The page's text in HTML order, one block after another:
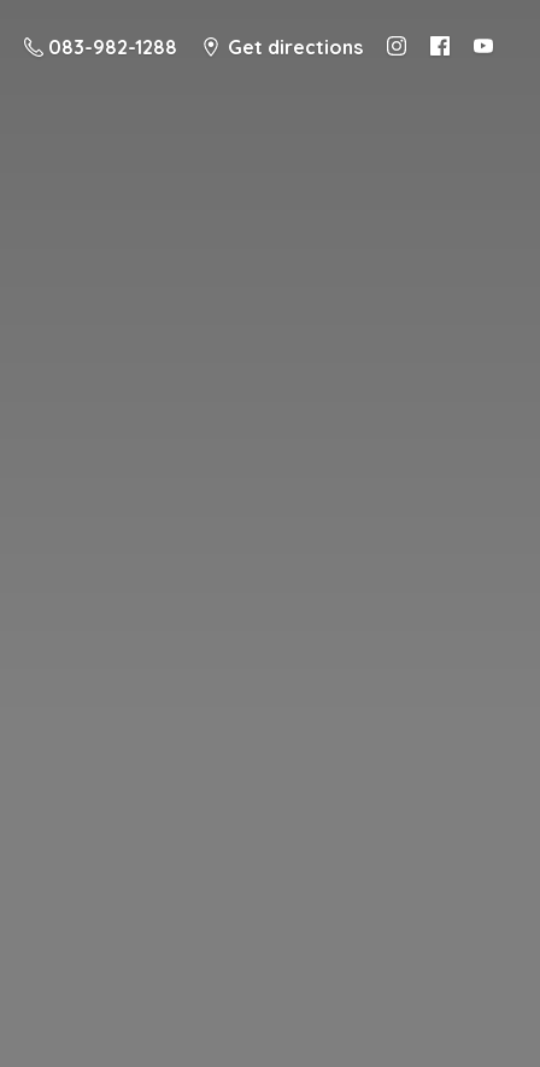
083-982-1288 Get directions